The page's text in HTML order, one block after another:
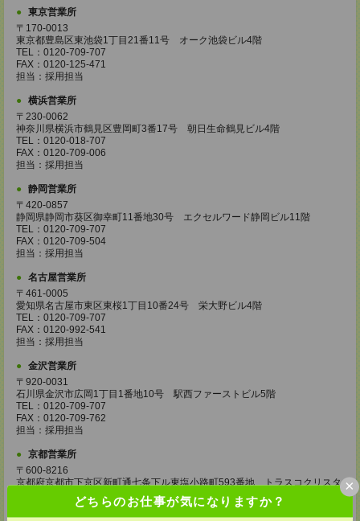
どちらのお仕事が気になりますか？
×
東京営業所
〒170-0013
東京都豊島区東池袋1丁目21番11号 オーク池袋ビル4階
TEL：0120-709-707
FAX：0120-125-471
担当：採用担当
横浜営業所
〒230-0062
神奈川県横浜市鶴見区豊岡町3番17号 朝日生命鶴見ビル4階
TEL：0120-018-707
FAX：0120-709-006
担当：採用担当
静岡営業所
〒420-0857
静岡県静岡市葵区御幸町11番地30号 エクセルワード静岡ビル11階
TEL：0120-709-707
FAX：0120-709-504
担当：採用担当
名古屋営業所
〒461-0005
愛知県名古屋市東区東桜1丁目10番24号 栄大野ビル4階
TEL：0120-709-707
FAX：0120-992-541
担当：採用担当
金沢営業所
〒920-0031
石川県金沢市広岡1丁目1番地10号 駅西ファーストビル5階
TEL：0120-709-707
FAX：0120-709-762
担当：採用担当
京都営業所
〒600-8216
京都府京都市下京区新町通七条下ル東塩小路町593番地 トラスコクリスタ
TEL：0120-709-707
FAX：0120-709-751